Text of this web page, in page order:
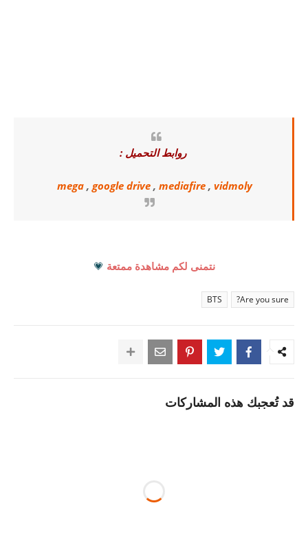
روابط التحميل :
mega, google drive, mediafire, vidmoly
نتمنى لكم مشاهدة ممتعة 💗
Are you sure?
BTS
قد تُعجبك هذه المشاركات